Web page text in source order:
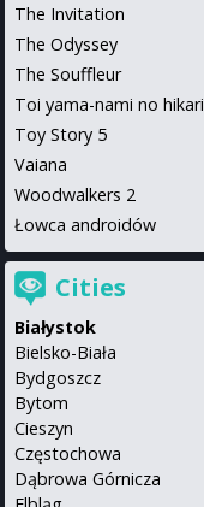
The Invitation
The Odyssey
The Souffleur
Toi yama-nami no hikari
Toy Story 5
Vaiana
Woodwalkers 2
Łowca androidów
Cities
Białystok
Bielsko-Biała
Bydgoszcz
Bytom
Cieszyn
Częstochowa
Dąbrowa Górnicza